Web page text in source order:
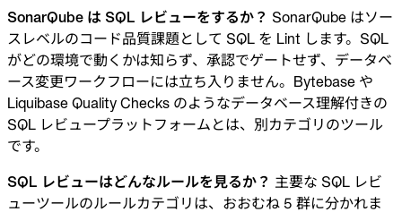
SonarQube は SQL レビューをするか？ SonarQube はソー
スレベルのコード品質課題として SQL を Lint します。SQL
がどの環境で動くかは知らず、承認でゲートせず、データベ
ース変更ワークフローには立ち入りません。Bytebase や
Liquibase Quality Checks のようなデータベース理解付きの
SQL レビュープラットフォームとは、別カテゴリのツール
です。
SQL レビューはどんなルールを見るか？ 主要な SQL レビ
ューツールのルールカテゴリは、おおむね 5 群に分かれま